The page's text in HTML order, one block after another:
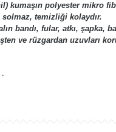
kumaşın polyester mikro
temizliği kolaydır.
bandı, fular, atkı, şapka,
ve rüzgardan uzuvları
.